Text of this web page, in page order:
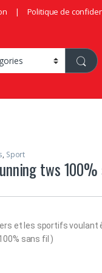
Politique de
, Sport
tws
et les sportifs
sans fil )